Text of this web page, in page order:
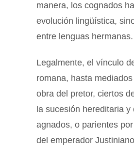
manera, los cognados
evolución lingüística,
entre lenguas hermanas.
Legalmente, el vínculo
romana, hasta
obra del pretor, ciertos
la sucesión hereditaria
agnados, o parientes
del emperador